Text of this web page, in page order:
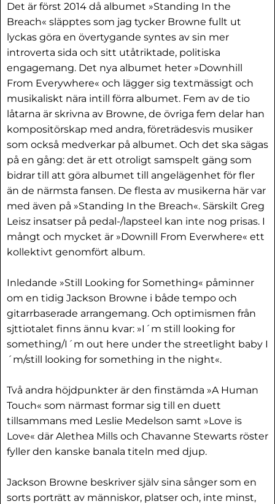
Det är först 2014 då albumet »Standing In the
Breach« släpptes som jag tycker Browne fullt ut
lyckas göra en övertygande syntes av sin mer
introverta sida och sitt utåtriktade, politiska
engagemang. Det nya albumet heter »Downhill
From Everywhere« och lägger sig textmässigt och
musikaliskt nära intill förra albumet. Fem av de tio
låtarna är skrivna av Browne, de övriga fem delar han
kompositörskap med andra, företrädesvis musiker
som också medverkar på albumet. Och det ska sägas
på en gång: det är ett otroligt samspelt gäng som
bidrar till att göra albumet till angelägenhet för fler
än de närmsta fansen. De flesta av musikerna här var
med även på »Standing In the Breach«. Särskilt Greg
Leisz insatser på pedal-/lapsteel kan inte nog prisas. I
mångt och mycket är »Downill From Everwhere« ett
kollektivt genomfört album.
Inledande »Still Looking for Something« påminner
om en tidig Jackson Browne i både tempo och
gitarrbaserade arrangemang. Och optimismen från
sjttiotalet finns ännu kvar: »I´m still looking for
something/I´m out here under the streetlight baby I
´m/still looking for something in the night«.
Två andra höjdpunkter är den finstämda »A Human
Touch« som närmast formar sig till en duett
tillsammans med Leslie Medelson samt »Love is
Love« där Alethea Mills och Chavanne Stewarts röster
fyller den kanske banala titeln med djup.
Jackson Browne beskriver själv sina sånger som en
sorts porträtt av människor, platser och, inte minst,